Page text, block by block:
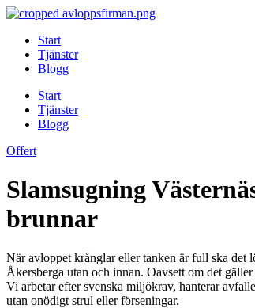
Skip
contentStart
Tjänster
Blogg
Start
Tjänster
Blogg
Offert
Slamsugning
brunnar
När avloppet krånglar eller tanken är full ska det
Åkersberga utan och innan. Oavsett om det
Vi arbetar efter svenska miljökrav, hanterar
utan onödigt strul eller förseningar.